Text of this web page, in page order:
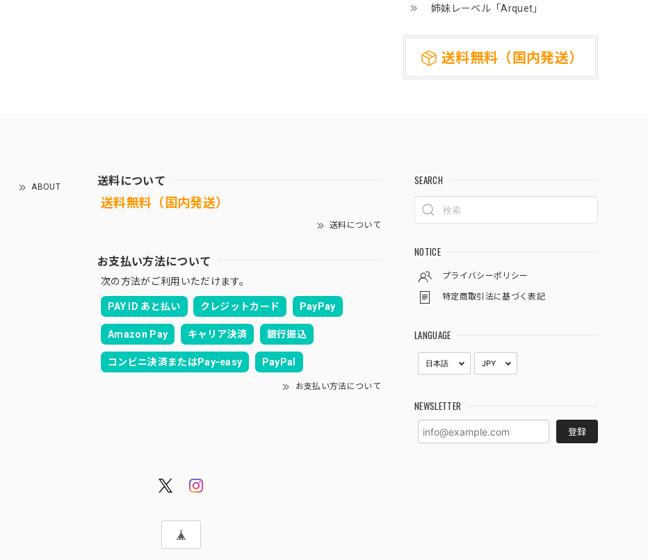
姉妹レーベル「Arquet」
送料無料（国内発送）
ABOUT 送料について
送料無料（国内発送）
送料について
お支払い方法について
次の方法がご利用いただけます。
PAY ID あと払い クレジットカード PayPay
Amazon Pay キャリア決済 銀行振込
コンビニ決済またはPay-easy PayPal
お支払い方法について
SEARCH
NOTICE
プライバシーポリシー
特定商取引法に基づく表記
LANGUAGE
NEWSLETTER
登録